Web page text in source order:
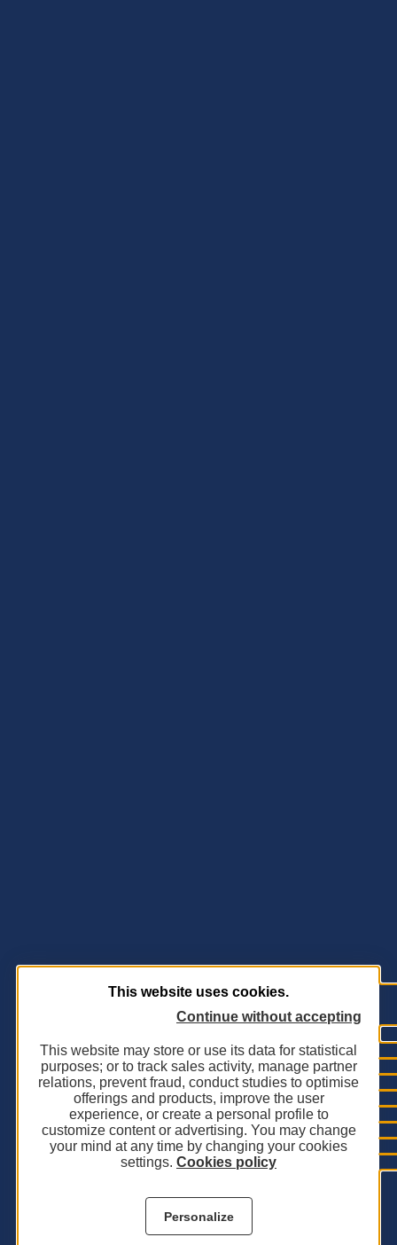
This website uses cookies.
Continue without accepting
This website may store or use its data for statistical
purposes; or to track sales activity, manage partner
relations, prevent fraud, conduct studies to optimise
offerings and products, improve the user
experience, or create a personal profile to
customize content or advertising. You may change
your mind at any time by changing your cookies
settings. Cookies policy
Personalize